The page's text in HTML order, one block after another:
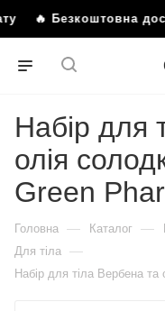
Безкоштовна
Набір для
олія
Green
Головна — Каталог —
Для тіла —
Набір для тіла Вербена